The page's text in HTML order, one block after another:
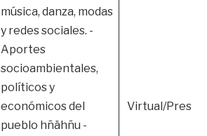
música, danza, modas
y redes sociales. -
Aportes
socioambientales,
políticos y
económicos del
pueblo hñähñu -
Virtual/